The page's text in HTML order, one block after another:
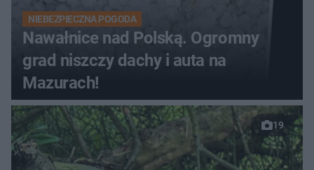
NIEBEZPIECZNA POGODA
Nawałnice nad Polską. Ogromny
grad niszczy dachy i auta na
Mazurach!
19